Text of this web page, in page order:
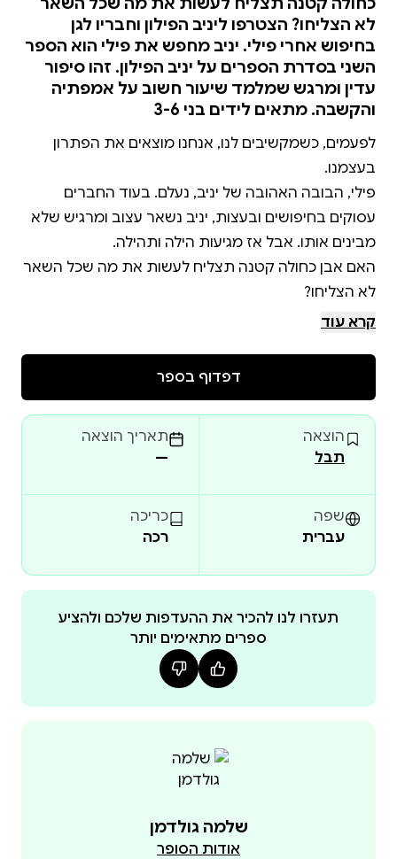
לא הצליחו? הצטרפו ליניב הפילון וחבריו לגן
בחיפוש אחרי פילי. יניב מחפש את פילי הוא הספר
השני בסדרת הספרים על יניב הפילון. זהו סיפור
עדין ומרגש שמלמד שיעור חשוב על אמפתיה
והקשבה. מתאים לידים בני 3-6
לפעמים, כשמקשיבים לנו, אנחנו מוצאים את הפתרון
פילי, הבובה האהובה של יניב, נעלם. בעוד החברים
עסוקים בחיפושים ובעצות, יניב נשאר עצוב ומרגיש שלא
האם אבן כחולה קטנה תצליח לעשות את מה שכל השאר
על אמפתיה והקשבה. מתאים לידים בני 3-6
קרא עוד
דפדוף בספר
הוצאה
תבל
תאריך הוצאה
—
שפה
עברית
כריכה
רכה
תעזרו לנו להכיר את ההעדפות שלכם ולהציע
ספרים מתאימים יותר
שלמה גולדמן
אודות הסופר